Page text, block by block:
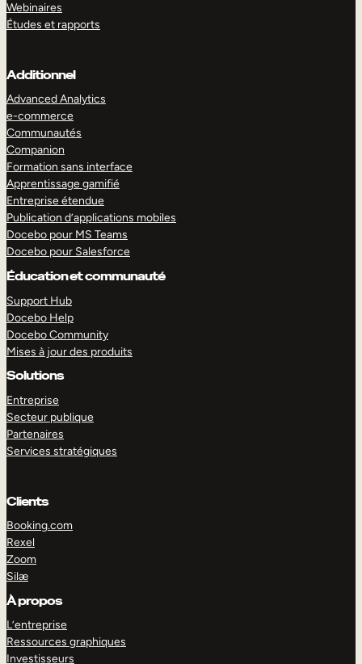
Webinaires
Études et rapports
Additionnel
Advanced Analytics
e-commerce
Communautés
Companion
Formation sans interface
Apprentissage gamifié
Entreprise étendue
Publication d’applications mobiles
Docebo pour MS Teams
Docebo pour Salesforce
Éducation et communauté
Support Hub
Docebo Help
Docebo Community
Mises à jour des produits
Solutions
Entreprise
Secteur publique
Partenaires
Services stratégiques
Clients
Booking.com
Rexel
Zoom
Silæ
À propos
L’entreprise
Ressources graphiques
Investisseurs